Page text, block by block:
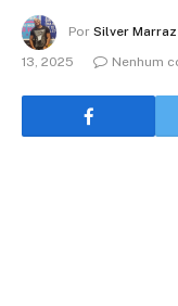
Por Silver Marraz
13, 2025
Nenhum